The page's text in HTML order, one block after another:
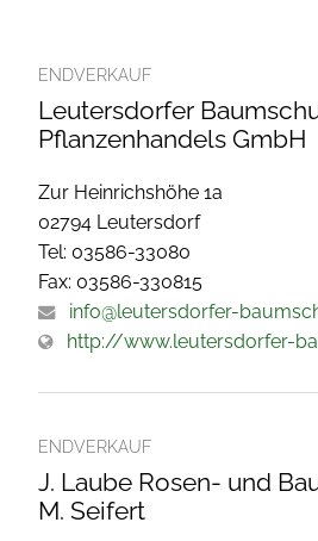
ENDVERKAUF
Leutersdorfer
Pflanzenhandels GmbH
Zur Heinrichshöhe 1a
02794 Leutersdorf
Tel: 03586-33080
Fax: 03586-330815
info@leutersdorfer-
http://www.leutersdorfer-
ENDVERKAUF
J. Laube Rosen- und
M. Seifert